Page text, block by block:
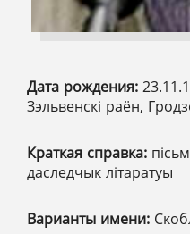
Дата рождения:
Зэльвенскі раён,
Краткая справка:
даследчык літаратуы
Варианты имени: